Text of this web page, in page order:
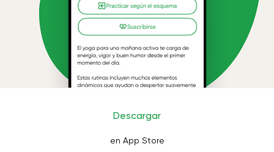
Descargar
en App Store